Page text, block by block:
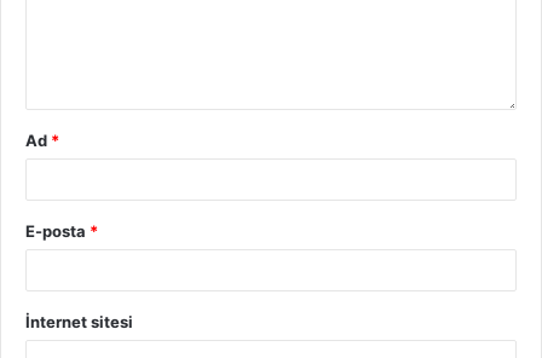
Ad *
E-posta *
İnternet sitesi